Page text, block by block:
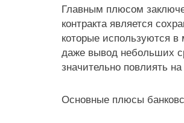
Главным плюсом
контракта является
которые используются в
даже вывод небольших
значительно повлиять
Основные плюсы